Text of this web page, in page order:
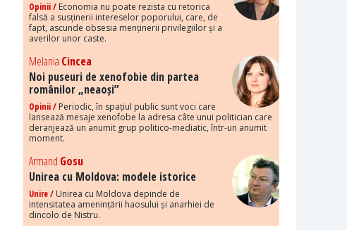
Opinii / Economia nu poate rezista cu retorica
falsă a susținerii intereselor poporului, care, de
fapt, ascunde obsesia menținerii privilegiilor și a
averilor unor caste.
Melania Cincea
Noi puseuri de xenofobie din partea
românilor „neaoși”
Opinii / Periodic, în spațiul public sunt voci care
lansează mesaje xenofobe la adresa câte unui politician care
deranjează un anumit grup politico-mediatic, într-un anumit
moment.
Armand Gosu
Unirea cu Moldova: modele istorice
Unire / Unirea cu Moldova depinde de
intensitatea amenințării haosului și anarhiei de
dincolo de Nistru.